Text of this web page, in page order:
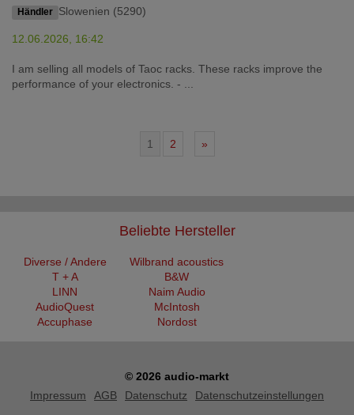
Händler Slowenien (5290)
12.06.2026, 16:42
I am selling all models of Taoc racks. These racks improve the
performance of your electronics. - ...
1 2 »
Beliebte Hersteller
Diverse / Andere
Wilbrand acoustics
T + A
B&W
LINN
Naim Audio
AudioQuest
McIntosh
Accuphase
Nordost
© 2026 audio-markt
Impressum
AGB Datenschutz Datenschutzeinstellungen